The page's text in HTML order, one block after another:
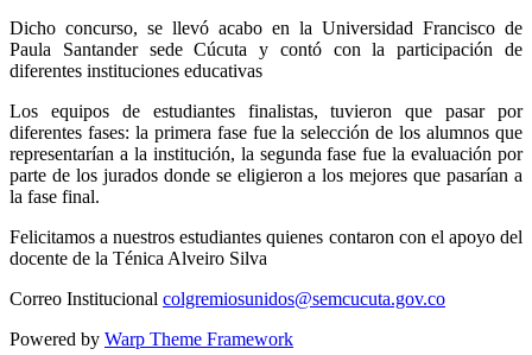
Dicho concurso, se llevó acabo en la Universidad Francisco de
Paula Santander sede Cúcuta y contó con la participación de
diferentes instituciones educativas
Los equipos de estudiantes finalistas, tuvieron que pasar por
diferentes fases: la primera fase fue la selección de los alumnos que
representarían a la institución, la segunda fase fue la evaluación por
parte de los jurados donde se eligieron a los mejores que pasarían a
la fase final.
Felicitamos a nuestros estudiantes quienes contaron con el apoyo del
docente de la Ténica Alveiro Silva
Correo Institucional colgremiosunidos@semcucuta.gov.co
Powered by Warp Theme Framework